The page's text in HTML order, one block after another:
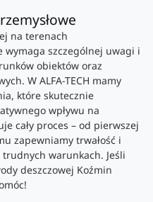
na terenach
wymaga szczególnej uwagi i
obiektów oraz
W ALFA-TECH mamy
które skutecznie
wpływu na
cały proces – od pierwszej
zapewniamy trwałość i
warunkach. Jeśli
deszczowej Koźmin